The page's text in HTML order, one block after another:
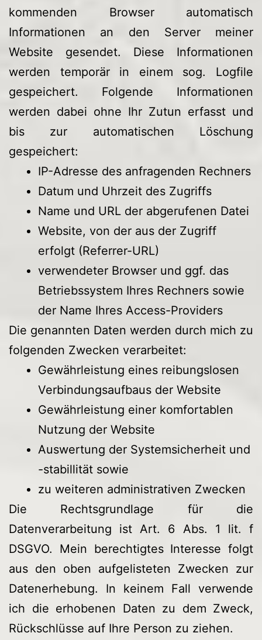
kommenden Browser automatisch
Informationen an den Server meiner
Website gesendet. Diese Informationen
werden temporär in einem sog. Logfile
gespeichert. Folgende Informationen
werden dabei ohne Ihr Zutun erfasst und
bis zur automatischen Löschung
gespeichert:
IP-Adresse des anfragenden Rechners
Datum und Uhrzeit des Zugriffs
Name und URL der abgerufenen Datei
Website, von der aus der Zugriff
erfolgt (Referrer-URL)
verwendeter Browser und ggf. das
Betriebssystem Ihres Rechners sowie
der Name Ihres Access-Providers
Die genannten Daten werden durch mich zu
folgenden Zwecken verarbeitet:
Gewährleistung eines reibungslosen
Verbindungsaufbaus der Website
Gewährleistung einer komfortablen
Nutzung der Website
Auswertung der Systemsicherheit und
-stabillität sowie
zu weiteren administrativen Zwecken
Die Rechtsgrundlage für die
Datenverarbeitung ist Art. 6 Abs. 1 lit. f
DSGVO. Mein berechtigtes Interesse folgt
aus den oben aufgelisteten Zwecken zur
Datenerhebung. In keinem Fall verwende
ich die erhobenen Daten zu dem Zweck,
Rückschlüsse auf Ihre Person zu ziehen.